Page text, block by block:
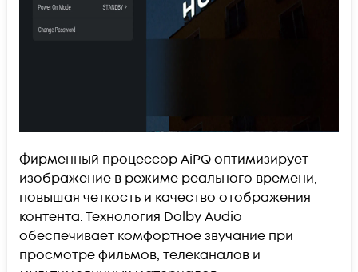
Фирменный процессор AiPQ оптимизирует
изображение в режиме реального времени,
повышая четкость и качество отображения
контента. Технология Dolby Audio
обеспечивает комфортное звучание при
просмотре фильмов, телеканалов и